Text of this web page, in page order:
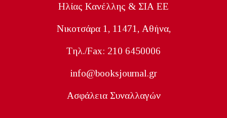
Ηλίας Κανέλλης & ΣΙΑ ΕΕ
Nικοτσάρα 1, 11471, Aθήνα,
Tηλ./Fax: 210 6450006
info@booksjournal.gr
Ασφάλεια Συναλλαγών